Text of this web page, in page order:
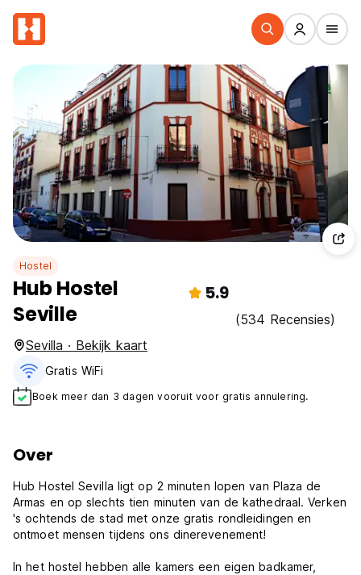
Hostel
Hub Hostel
Seville
5.9
(534 Recensies)
Sevilla · Bekijk kaart
Gratis WiFi
Boek meer dan 3 dagen vooruit voor gratis annulering.
Over
Hub Hostel Sevilla ligt op 2 minuten lopen van Plaza de
Armas en op slechts tien minuten van de kathedraal. Verken
's ochtends de stad met onze gratis rondleidingen en
ontmoet mensen tijdens ons dinerevenement!
In het hostel hebben alle kamers een eigen badkamer,